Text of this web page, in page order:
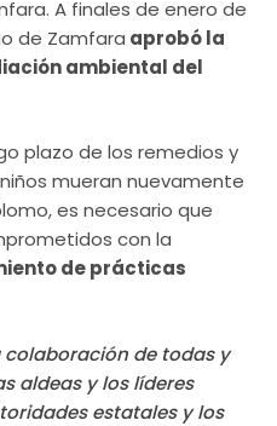
A finales de enero de
de Zamfara aprobó la
ambiental del
plazo de los remedios y
mueran nuevamente
es necesario que
con la
de prácticas
colaboración de todas y
aldeas y los líderes
estatales y los